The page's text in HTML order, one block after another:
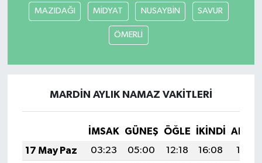
MAZIDAĞI MİDYAT NUSAYBİN SAVUR
ÖMERLİ
MARDİN AYLIK NAMAZ VAKITLERI
İMSAK GÜNEŞ ÖĞLE İKINDI
17 May Paz
03:23 05:00 12:18 16:08
19:27